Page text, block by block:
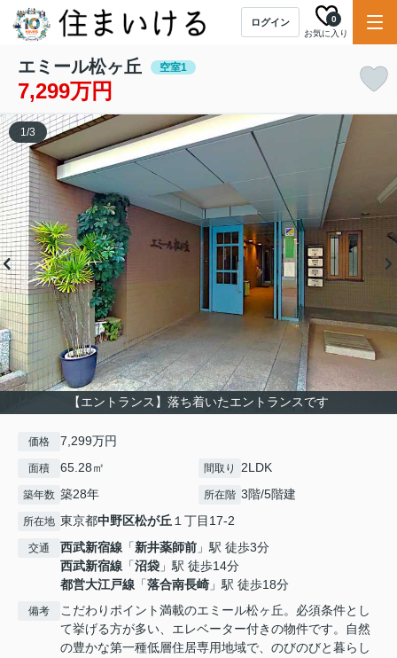
ログイン
お気に入り
0
エミール松ヶ丘 空室1
7,299万円
【エントランス】落ち着いたエントランスです
1/3
価格 7,299万円
面積 65.28㎡ 間取り 2LDK
築年数 築28年 所在階 3階/5階建
所在地 東京都中野区松が丘１丁目17-2
交通 西武新宿線 「新井薬師前 」駅 徒歩3分
西武新宿線 「沼袋 」駅 徒歩14分
都営大江戸線 「落合南長崎 」駅 徒歩18分
備考
こだわりポイント満載のエミール松ヶ丘。必須条件とし
て挙げる方が多い、エレベーター付きの物件です。自然
の豊かな第一種低層住居専用地域で、のびのびと暮らし